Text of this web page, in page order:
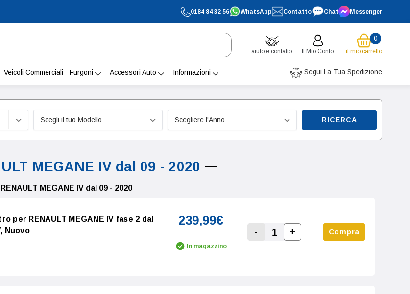
0184 84 32 56 WhatsApp Contatto Chat Messenger
aiuto e contatto Il Mio Conto
0
il mio carrello
Veicoli Commerciali - Furgoni Accessori Auto Informazioni Segui La Tua Spedizione
RICERCA
MEGANE IV dal 09 - 2020
RENAULT MEGANE IV dal 09 - 2020
per RENAULT MEGANE IV fase 2 dal
Nuovo
239,99€
In magazzino Decrease Quantity:
-
Increase Quantity:
+ Compra